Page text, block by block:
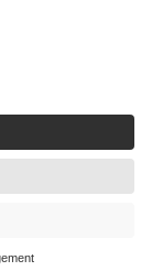
Bewertungen
künstlicher